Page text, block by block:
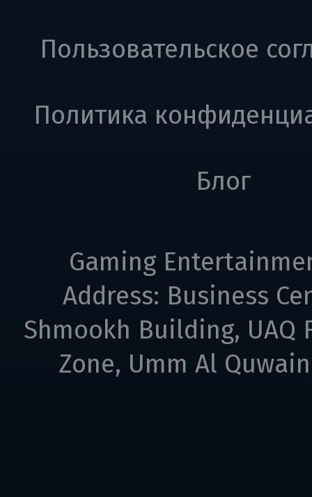
Пользовательское
Политика
Блог
Gaming
Address: Business
Shmookh Building, UAQ
Zone, Umm Al